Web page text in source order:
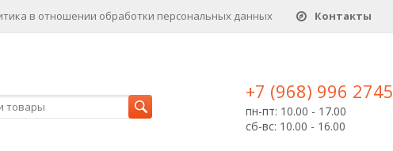
в отношении обработки персональных данныx Контакты
+7 (968) 996 2745
пн-пт: 10.00 - 17.00
сб-вс: 10.00 - 16.00